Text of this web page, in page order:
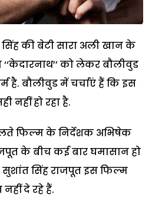
की बेटी सारा अली खान के
को लेकर बौलीवुड
है. बौलीवुड में चर्चाएं हैं कि इस
नहीं हो रहा है.
फिल्म के निर्देशक अभिषेक
के बीच कई बार घमासान हो
सिंह राजपूत इस फिल्म
दे रहे हैं.